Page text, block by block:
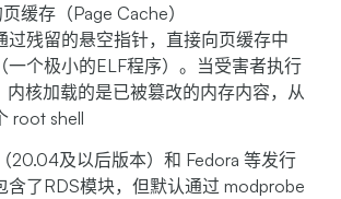
缓存（Page Cache）
过残留的悬空指针，直接向页缓存中
一个极小的ELF程序）。当受害者执行
内核加载的是已被篡改的内存内容，从
root shell
20.04及以后版本）和 Fedora 等发行
含了RDS模块，但默认通过 modprobe